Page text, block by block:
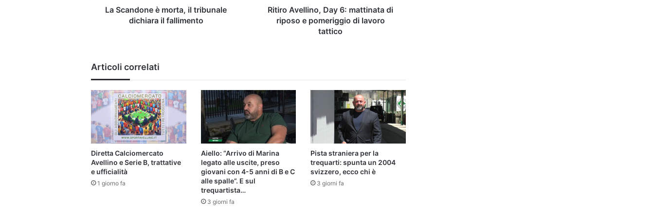
La Scandone è morta, il tribunale
dichiara il fallimento
Ritiro Avellino, Day 6: mattinata di
riposo e pomeriggio di lavoro
tattico
Articoli correlati
Diretta Calciomercato
Avellino e Serie B, trattative
e ufficialità
1 giorno fa
Aiello: “Arrivo di Marina
legato alle uscite, preso
giovani con 4-5 anni di B e C
alle spalle”. E sul
trequartista…
3 giorni fa
Pista straniera per la
trequarti: spunta un 2004
svizzero, ecco chi è
3 giorni fa